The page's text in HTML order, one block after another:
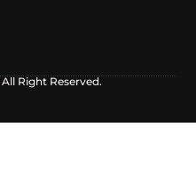
All Right Reserved.